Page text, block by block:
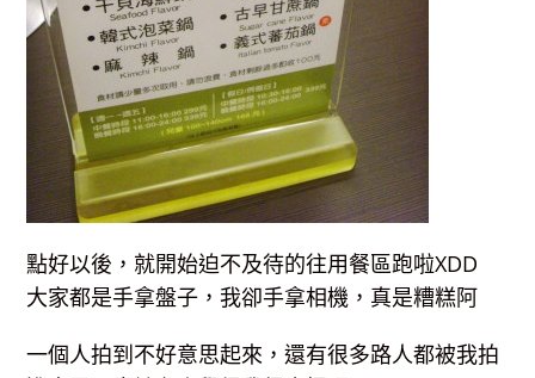
點好以後，就開始迫不及待的往用餐區跑啦XDD
大家都是手拿盤子，我卻手拿相機，真是糟糕阿
一個人拍到不好意思起來，還有很多路人都被我拍